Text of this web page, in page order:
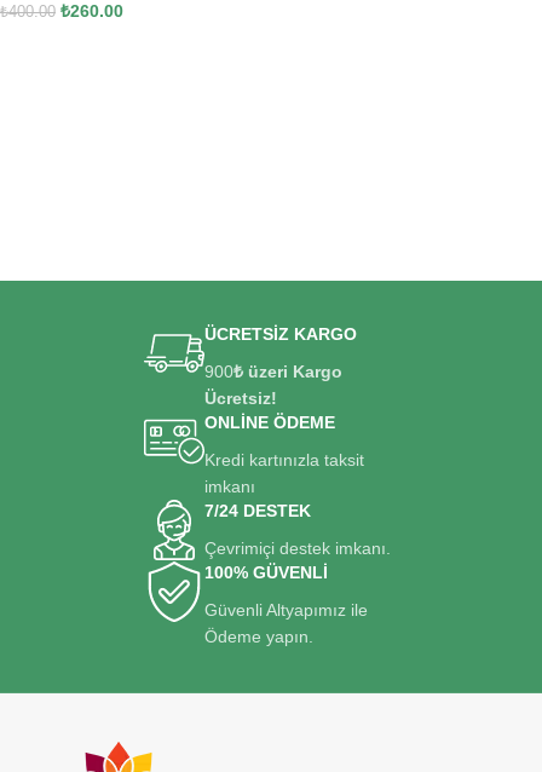
₺400.00 ₺260.00
ÜCRETSİZ KARGO
900₺ üzeri Kargo
Ücretsiz!
ONLİNE ÖDEME
Kredi kartınızla taksit
imkanı
7/24 DESTEK
Çevrimiçi destek imkanı.
100% GÜVENLİ
Güvenli Altyapımız ile
Ödeme yapın.